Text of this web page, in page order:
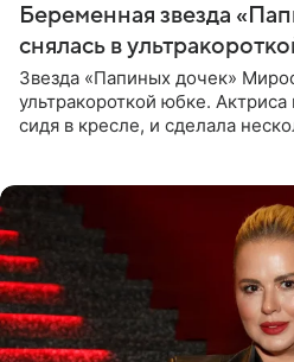
Беременная звезда
снялась в
Звезда «Папиных дочек»
ультракороткой юбке.
сидя в кресле, и сделала